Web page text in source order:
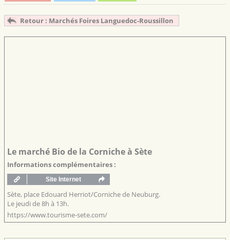
Retour : Marchés Foires Languedoc-Roussillon
Le marché Bio de la Corniche à Sète
Informations complémentaires :
Sète, place Edouard Herriot/Corniche de Neuburg.
Le jeudi de 8h à 13h.
https://www.tourisme-sete.com/